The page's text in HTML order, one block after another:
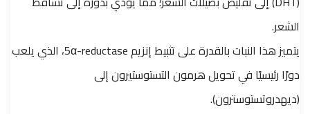
الشعر.
يتميز هذا النبات بالقدرة على تثبيط إنزيم 5α-reductase، الذي يلعب
دورًا رئيسيًا في تحويل هرمون التستوستيرون إلى
(ديهدروتستوسترون).